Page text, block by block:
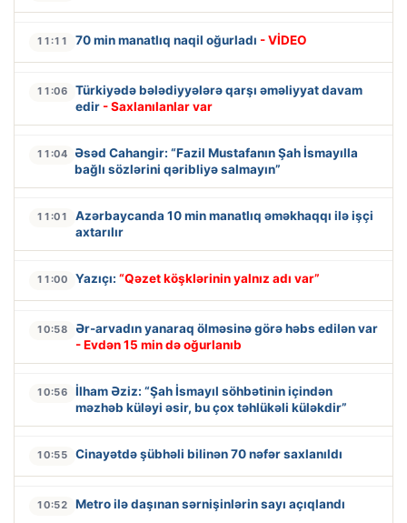
11:11 70 min manatlıq naqil oğurladı - VİDEO
11:06
Türkiyədə bələdiyyələrə qarşı əməliyyat davam
edir - Saxlanılanlar var
11:04
Əsəd Cahangir: “Fazil Mustafanın Şah İsmayılla
bağlı sözlərini qəribliyə salmayın”
11:01
Azərbaycanda 10 min manatlıq əməkhaqqı ilə işçi
axtarılır
11:00 Yazıçı: “Qəzet köşklərinin yalnız adı var”
10:58
Ər-arvadın yanaraq ölməsinə görə həbs edilən var
- Evdən 15 min də oğurlanıb
10:56
İlham Əziz: “Şah İsmayıl söhbətinin içindən
məzhəb küləyi əsir, bu çox təhlükəli küləkdir”
10:55 Cinayətdə şübhəli bilinən 70 nəfər saxlanıldı
10:52 Metro ilə daşınan sərnişinlərin sayı açıqlandı